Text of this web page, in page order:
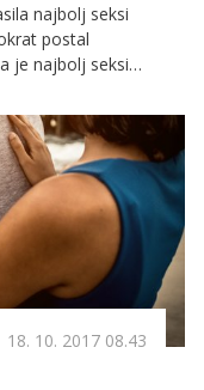
najbolj seksi
postal
je najbolj seksi
preteklega
18. 10. 2017 08.43